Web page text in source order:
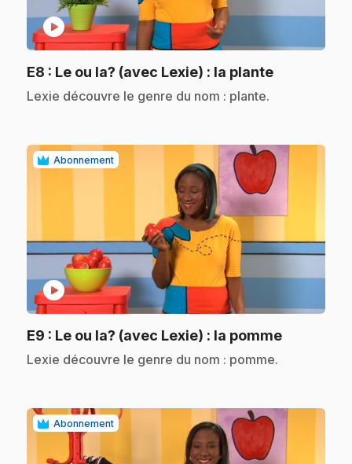
play_circle
E8 : Le ou la? (avec Lexie) : la plante.
.Lexie découvre le genre du nom : plante.
Abonnement
play_circle
E9 : Le ou la? (avec Lexie) : la pomme.
.Lexie découvre le genre du nom : pomme.
Abonnement